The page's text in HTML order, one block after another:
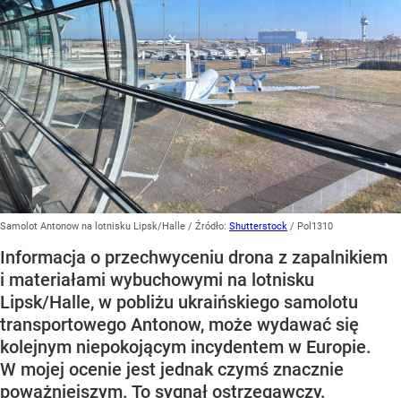
Samolot Antonow na lotnisku Lipsk/Halle / Źródło: Shutterstock / Pol1310
Informacja o przechwyceniu drona z zapalnikiem
i materiałami wybuchowymi na lotnisku
Lipsk/Halle, w pobliżu ukraińskiego samolotu
transportowego Antonow, może wydawać się
kolejnym niepokojącym incydentem w Europie.
W mojej ocenie jest jednak czymś znacznie
poważniejszym. To sygnał ostrzegawczy.